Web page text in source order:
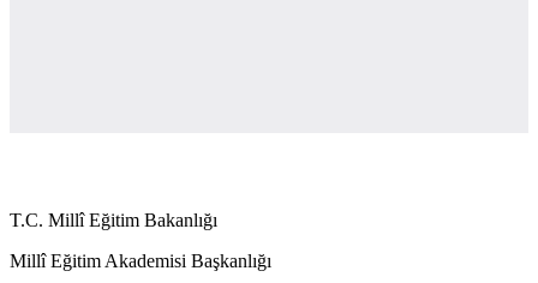
T.C. Millî Eğitim Bakanlığı
Millî Eğitim Akademisi Başkanlığı